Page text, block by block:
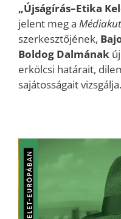
„Újságírás–Etika
jelent meg a
szerkesztőjének,
Boldog Dalmának
erkölcsi határait,
sajátosságait vizsgálja.